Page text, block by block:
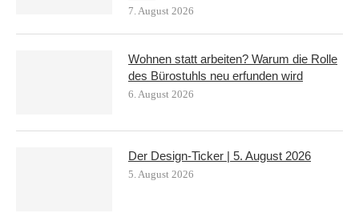
7. August 2026
Wohnen statt arbeiten? Warum die Rolle
des Bürostuhls neu erfunden wird
6. August 2026
Der Design-Ticker | 5. August 2026
5. August 2026